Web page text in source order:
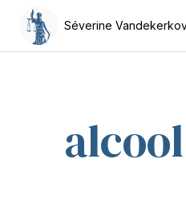
Séverine